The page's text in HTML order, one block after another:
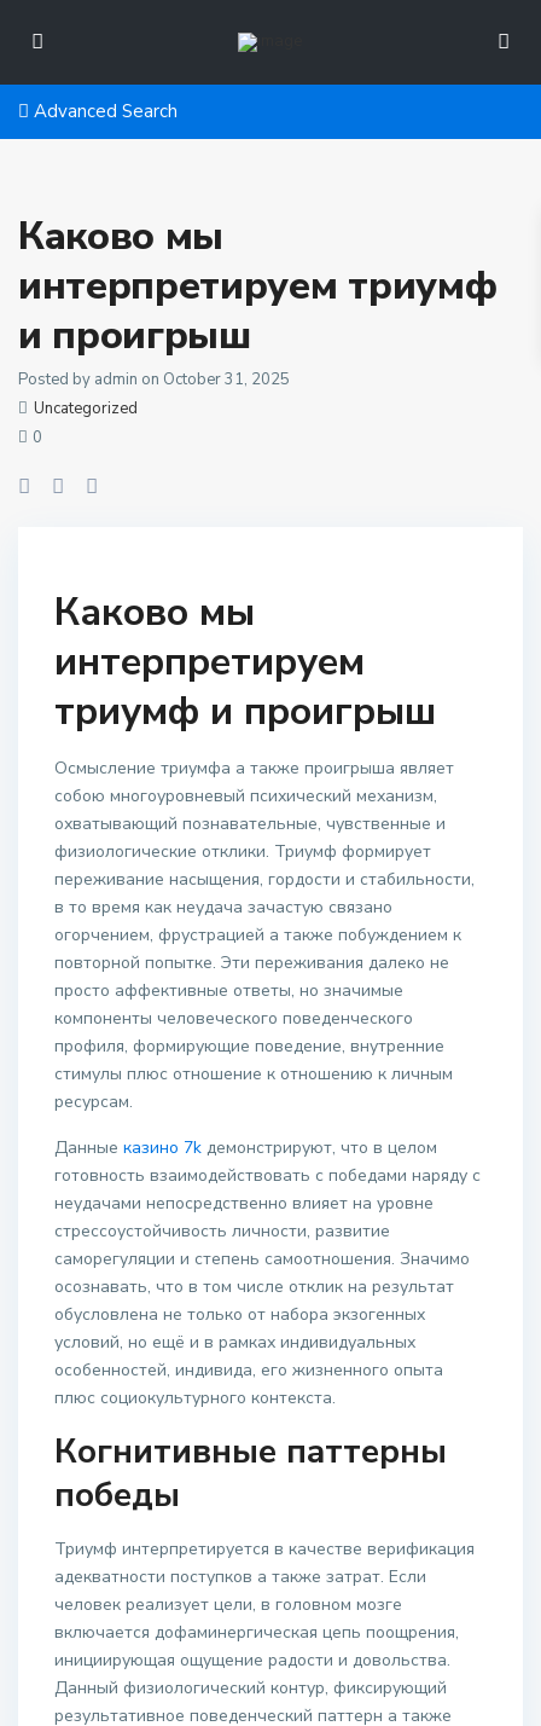
Advanced Search
Каково мы
интерпретируем триумф
и проигрыш
Posted by admin on October 31, 2025
Uncategorized
0
Каково мы
интерпретируем
триумф и проигрыш
Осмысление триумфа а также проигрыша являет
собою многоуровневый психический механизм,
охватывающий познавательные, чувственные и
физиологические отклики. Триумф формирует
переживание насыщения, гордости и стабильности,
в то время как неудача зачастую связано
огорчением, фрустрацией а также побуждением к
повторной попытке. Эти переживания далеко не
просто аффективные ответы, но значимые
компоненты человеческого поведенческого
профиля, формирующие поведение, внутренние
стимулы плюс отношение к отношению к личным
ресурсам.
Данные казино 7k демонстрируют, что в целом
готовность взаимодействовать с победами наряду с
неудачами непосредственно влияет на уровне
стрессоустойчивость личности, развитие
саморегуляции и степень самоотношения. Значимо
осознавать, что в том числе отклик на результат
обусловлена не только от набора экзогенных
условий, но ещё и в рамках индивидуальных
особенностей, индивида, его жизненного опыта
плюс социокультурного контекста.
Когнитивные паттерны
победы
Триумф интерпретируется в качестве верификация
адекватности поступков а также затрат. Если
человек реализует цели, в головном мозге
включается дофаминергическая цепь поощрения,
инициирующая ощущение радости и довольства.
Данный физиологический контур, фиксирующий
результативное поведенческий паттерн а также